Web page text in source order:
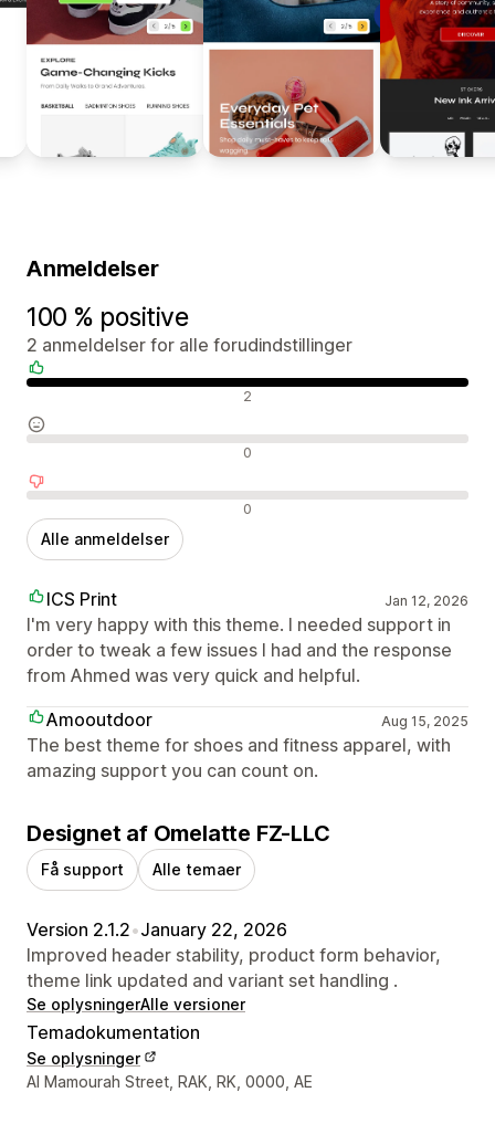
Anmeldelser
100 % positive
2 anmeldelser for alle forudindstillinger
2
0
0
Alle anmeldelser
ICS Print Jan 12, 2026
I'm very happy with this theme. I needed support in
order to tweak a few issues I had and the response
from Ahmed was very quick and helpful.
Amooutdoor
Aug 15, 2025
The best theme for shoes and fitness apparel, with
amazing support you can count on.
Designet af Omelatte FZ-LLC
Få support Alle temaer
Version 2.1.2•January 22, 2026
Improved header stability, product form behavior,
theme link updated and variant set handling .
Se oplysningerAlle versioner
Temadokumentation
Se oplysninger
Se kontaktoplysninger
Al Mamourah Street, RAK, RK, 0000, AE